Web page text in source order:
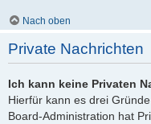
Nach oben
Private Nachrichten
Ich kann keine Privaten
Hierfür kann es drei
Board-Administration hat